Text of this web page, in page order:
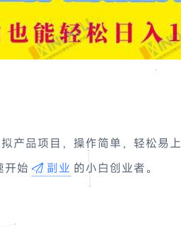
产品项目，操作简单，轻松易
开始
副业 的小白创业者。